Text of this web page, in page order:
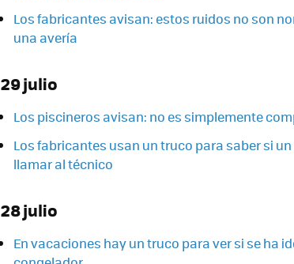
Los fabricantes avisan: estos ruidos no son
una avería
29 julio
Los piscineros avisan: no es simplemente
Los fabricantes usan un truco para saber si
llamar al técnico
28 julio
En vacaciones hay un truco para ver si se ha